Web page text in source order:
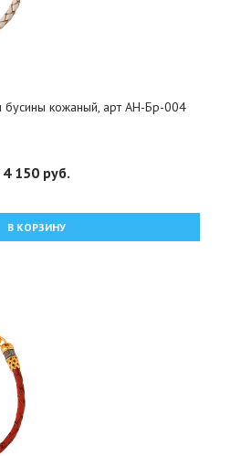
кожаный, арт АН-Бр-004
4 150 руб.
В КОРЗИНУ